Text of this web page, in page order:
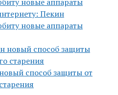
Пекин
новые аппараты
способ защиты от